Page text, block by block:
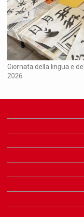
Giornata della lingua e
2026